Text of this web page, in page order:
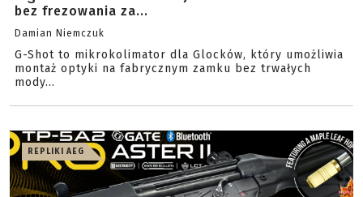
bez frezowania za...
Damian Niemczuk
G-Shot to mikrokolimator dla Glocków, który umożliwia
montaż optyki na fabrycznym zamku bez trwałych
mody...
REPLIKI AEG